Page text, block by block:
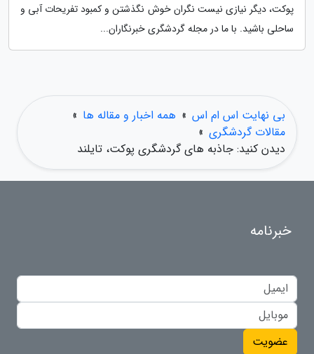
پوکت، دیگر نیازی نیست نگران خوش نگذشتن و کمبود تفریحات آبی و
ساحلی باشید. با ما در مجله گردشگری خبرنگاران...
بی نهایت اس ام اس » همه اخبار و مقاله ها »
مقالات گردشگری »
دیدن کنید: جاذبه های گردشگری پوکت، تایلند
خبرنامه
عضویت